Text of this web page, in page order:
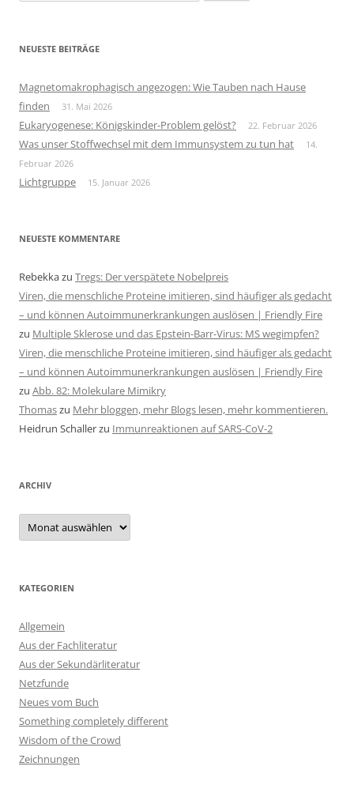
nach:
NEUESTE BEITRÄGE
Magnetomakrophagisch angezogen: Wie Tauben nach Hause
finden
31. Mai 2026
Eukaryogenese: Königskinder-Problem gelöst? 22. Februar 2026
Was unser Stoffwechsel mit dem Immunsystem zu tun hat
14.
Februar 2026
Lichtgruppe 15. Januar 2026
NEUESTE KOMMENTARE
Rebekkazu Tregs: Der verspätete Nobelpreis
Viren, die menschliche Proteine imitieren, sind häufiger als gedacht
– und können Autoimmunerkrankungen auslösen | Friendly Fire
zu Multiple Sklerose und das Epstein-Barr-Virus: MS wegimpfen?
Viren, die menschliche Proteine imitieren, sind häufiger als gedacht
– und können Autoimmunerkrankungen auslösen | Friendly Fire
zu Abb. 82: Molekulare Mimikry
Thomaszu Mehr bloggen, mehr Blogs lesen, mehr kommentieren.
Heidrun Schallerzu Immunreaktionen auf SARS-CoV-2
ARCHIV
Archiv
KATEGORIEN
Allgemein
Aus der Fachliteratur
Aus der Sekundärliteratur
Netzfunde
Neues vom Buch
Something completely different
Wisdom of the Crowd
Zeichnungen